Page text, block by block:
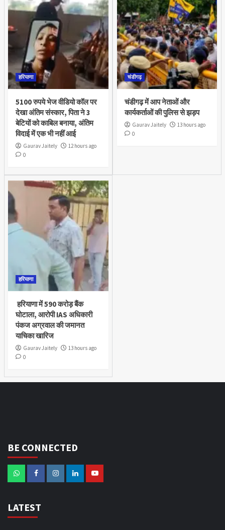
हरियाणा
5100 रुपये भेज वीडियो कॉल पर
देखा अंतिम संस्कार, पिता ने 3
बेटियों को काबिल बनाया, अंतिम
विदाई में एक भी नहीं आई
Gaurav Jaitely
12 hours ago
0
चंडीगढ़
चंडीगढ़ में आप नेताओं और
कार्यकर्ताओं की पुलिस से झड़प
Gaurav Jaitely
13 hours ago
0
हरियाणा
हरियाणा में 590 करोड़ बैंक
घोटाला, आरोपी IAS अधिकारी
पंकज अग्रवाल की जमानत
याचिका खारिज
Gaurav Jaitely
13 hours ago
0
BE CONNECTED
LATEST